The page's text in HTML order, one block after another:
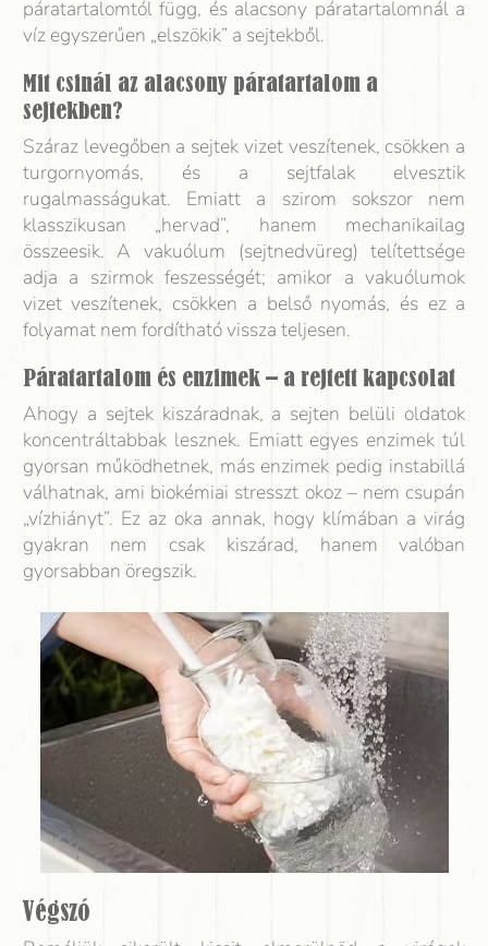
páratartalomtól függ, és alacsony páratartalomnál a
víz egyszerűen „elszökik” a sejtekből.
Mit csinál az alacsony páratartalom a
sejtekben?
Száraz levegőben a sejtek vizet veszítenek, csökken a
turgornyomás, és a sejtfalak elvesztik
rugalmasságukat. Emiatt a szirom sokszor nem
klasszikusan „hervad”, hanem mechanikailag
összeesik. A vakuólum (sejtnedvüreg) telítettsége
adja a szirmok feszességét; amikor a vakuólumok
vizet veszítenek, csökken a belső nyomás, és ez a
folyamat nem fordítható vissza teljesen.
Páratartalom és enzimek – a rejtett kapcsolat
Ahogy a sejtek kiszáradnak, a sejten belüli oldatok
koncentráltabbak lesznek. Emiatt egyes enzimek túl
gyorsan működhetnek, más enzimek pedig instabillá
válhatnak, ami biokémiai stresszt okoz – nem csupán
„vízhiányt”. Ez az oka annak, hogy klímában a virág
gyakran nem csak kiszárad, hanem valóban
gyorsabban öregszik.
Végszó